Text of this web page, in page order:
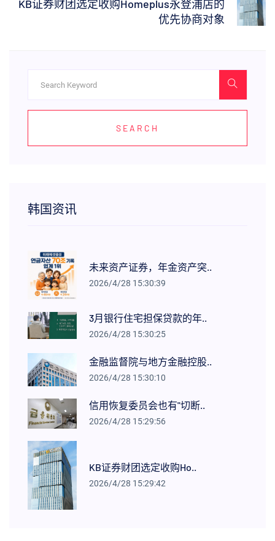
KB证券财团选定收购Homeplus永登浦店的
优先协商对象
SEARCH
韩国资讯
未来资产证券，年金资产突..
2026/4/28 15:30:39
3月银行住宅担保贷款的年..
2026/4/28 15:30:25
金融监督院与地方金融控股..
2026/4/28 15:30:10
信用恢复委员会也有"切断..
2026/4/28 15:29:56
KB证券财团选定收购Ho..
2026/4/28 15:29:42